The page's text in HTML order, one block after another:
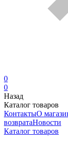
0
0
Назад
Каталог товаров
КонтактыО
возвратаНовости
Каталог товаров